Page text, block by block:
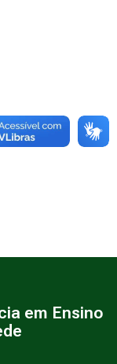
em Ensino